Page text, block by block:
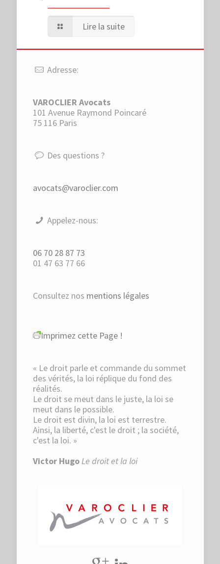
Lire la suite
Adresse:
VAROCLIER Avocats
101 Avenue Raymond Poincaré
75 116 Paris
Des questions ?
avocats@varoclier.com
Appelez-nous:
06 70 28 87 73
01 47 63 77 66
Consultez nos mentions légales
Imprimez cette Page !
« Le droit parle et commande du sommet
des vérités, la loi réplique du fond des
réalités.
Le droit se meut dans le juste, la loi se
meut dans le possible.
Le droit est divin, la loi est terrestre.
Ainsi, la liberté, c'est le droit ; la société,
c'est la loi. »
Victor HugoLe droit et la loi